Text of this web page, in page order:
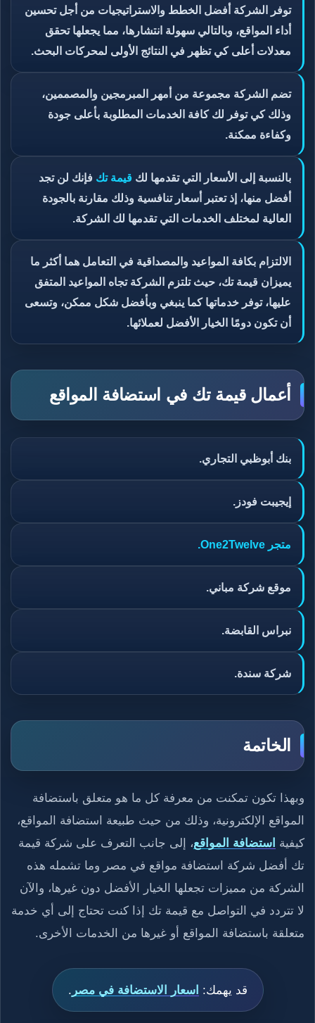
توفر الشركة أفضل الخطط والاستراتيجيات من أجل تحسين
أداء المواقع، وبالتالي سهولة انتشارها، مما يجعلها تحقق
معدلات أعلى كي تظهر في النتائج الأولى لمحركات البحث.
تضم الشركة مجموعة من أمهر المبرمجين والمصممين،
وذلك كي توفر لك كافة الخدمات المطلوبة بأعلى جودة
وكفاءة ممكنة.
بالنسبة إلى الأسعار التي تقدمها لك قيمة تك فإنك لن تجد
أفضل منها، إذ تعتبر أسعار تنافسية وذلك مقارنة بالجودة
العالية لمختلف الخدمات التي تقدمها لك الشركة.
الالتزام بكافة المواعيد والمصداقية في التعامل هما أكثر ما
يميزان قيمة تك، حيث تلتزم الشركة تجاه المواعيد المتفق
عليها، توفر خدماتها كما ينبغي وبأفضل شكل ممكن، وتسعى
أن تكون دومًا الخيار الأفضل لعملائها.
أعمال قيمة تك في استضافة المواقع
بنك أبوظبي التجاري.
إيجيبت فودز.
متجر One2Twelve.
موقع شركة مباني.
نبراس القابضة.
شركة سندة.
الخاتمة
وبهذا تكون تمكنت من معرفة كل ما هو متعلق باستضافة
المواقع الإلكترونية، وذلك من حيث طبيعة استضافة المواقع،
كيفية
استضافة المواقع، إلى جانب التعرف على شركة قيمة
تك أفضل شركة استضافة مواقع في مصر وما تشمله هذه
الشركة من مميزات تجعلها الخيار الأفضل دون غيرها، والآن
لا تتردد في التواصل مع قيمة تك إذا كنت تحتاج إلى أي خدمة
متعلقة باستضافة المواقع أو غيرها من الخدمات الأخرى.
قد يهمك: اسعار الاستضافة في مصر .